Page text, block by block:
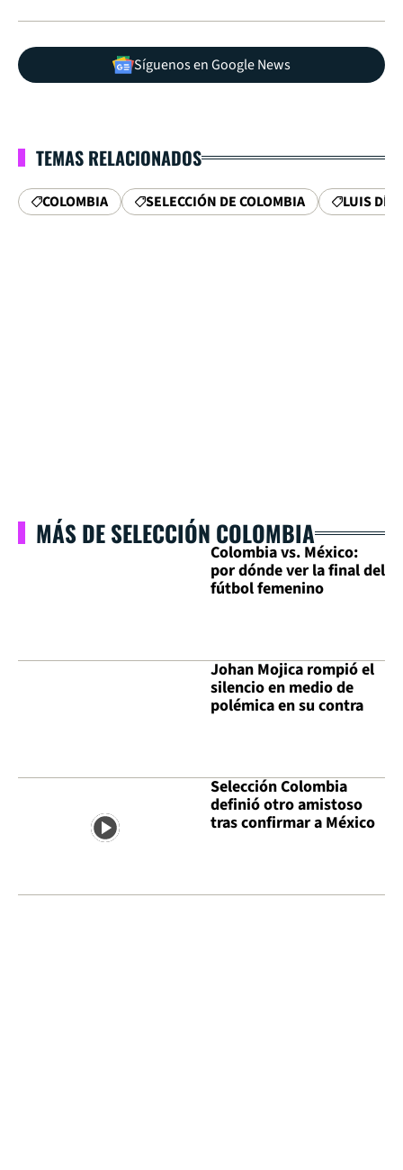
Síguenos en Google News
TEMAS RELACIONADOS
COLOMBIA SELECCIÓN DE COLOMBIA LUIS DÍAZ
MÁS DE SELECCIÓN COLOMBIA
Colombia vs. México:
por dónde ver la final del
fútbol femenino
Johan Mojica rompió el
silencio en medio de
polémica en su contra
Selección Colombia
definió otro amistoso
tras confirmar a México